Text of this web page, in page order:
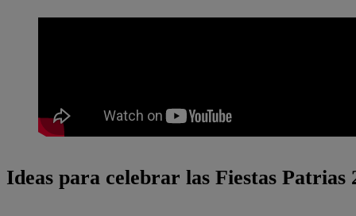
Ideas para celebrar las Fiestas Patrias